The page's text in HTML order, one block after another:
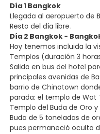
Día 1 Bangkok
Llegada al aeropuerto de
Resto del día libre.
Día 2 Bangkok -
Hoy tenemos incluida la
Templos (duración 3
Salida en bus del hotel
principales avenidas de
barrio de Chinatown
parada: el templo de
Templo del Buda de Oro
Buda de 5 toneladas de
pues permaneció oculta